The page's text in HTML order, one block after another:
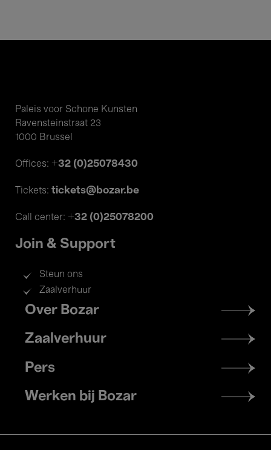
Paleis voor Schone Kunsten
Ravensteinstraat 23
1000 Brussel
Offices: +32 (0)25078430
Tickets: tickets@bozar.be
Call center: +32 (0)25078200
Join & Support
Steun ons
Zaalverhuur
Footer
menu
Over Bozar
Zaalverhuur
Pers
Werken bij Bozar